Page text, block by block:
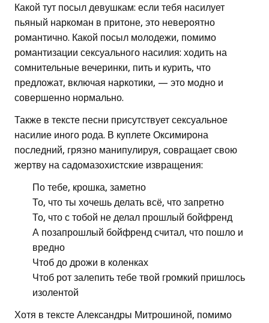
Какой тут посыл девушкам: если тебя насилует
пьяный наркоман в притоне, это невероятно
романтично. Какой посыл молодежи, помимо
романтизации сексуального насилия: ходить на
сомнительные вечеринки, пить и курить, что
предложат, включая наркотики, — это модно и
совершенно нормально.
Также в тексте песни присутствует сексуальное
насилие иного рода. В куплете Оксимирона
последний, грязно манипулируя, совращает свою
жертву на садомазохистские извращения:
По тебе, крошка, заметно
То, что ты хочешь делать всё, что запретно
То, что с тобой не делал прошлый бойфренд
А позапрошлый бойфренд считал, что пошло и
вредно
Чтоб до дрожи в коленках
Чтоб рот залепить тебе твой громкий пришлось
изолентой
Хотя в тексте Александры Митрошиной, помимо